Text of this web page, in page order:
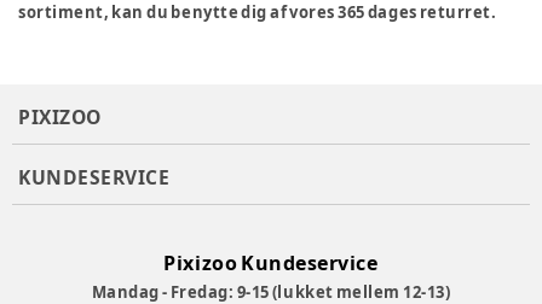
sortiment, kan du benytte dig af vores 365 dages returret.
PIXIZOO
KUNDESERVICE
Pixizoo Kundeservice
Mandag - Fredag: 9-15 (lukket mellem 12-13)